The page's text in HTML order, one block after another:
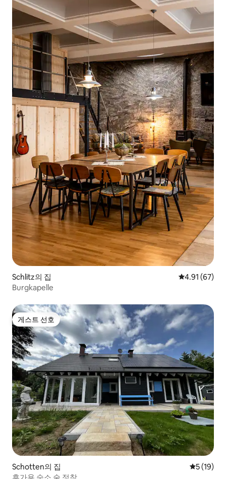
Schlitz의 집 평점 4.91점
4.91 (67)
Burgkapelle
게스트 선호
게스트 선호
Schotten의 집 평점 5점
5 (19)